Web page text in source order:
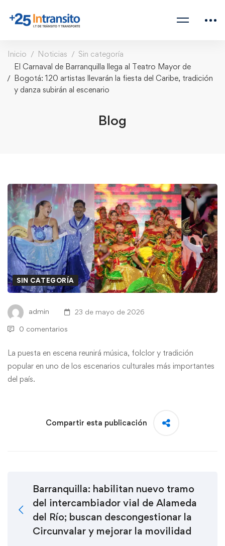
Inicio Noticias
Sin categoría
El Carnaval de Barranquilla llega al Teatro Mayor de
Bogotá: 120 artistas llevarán la fiesta del Caribe, tradición
y danza subirán al escenario
Blog
SIN CATEGORÍA
admin 23 de mayo de 2026
0 comentarios
La puesta en escena reunirá música, folclor y tradición
popular en uno de los escenarios culturales más importantes
del país.
Compartir esta publicación
Barranquilla: habilitan nuevo tramo
del intercambiador vial de Alameda
del Río; buscan descongestionar la
Circunvalar y mejorar la movilidad